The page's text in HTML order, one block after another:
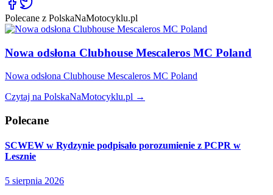
Polecane z PolskaNaMotocyklu.pl
Nowa odsłona Clubhouse Mescaleros MC Poland
Nowa odsłona Clubhouse Mescaleros MC Poland
Czytaj na PolskaNaMotocyklu.pl →
Polecane
SCWEW w Rydzynie podpisało porozumienie z PCPR w
Lesznie
5 sierpnia 2026